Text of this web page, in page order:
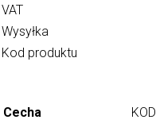
VAT
Wysyłka
Kod produktu
Cecha KOD